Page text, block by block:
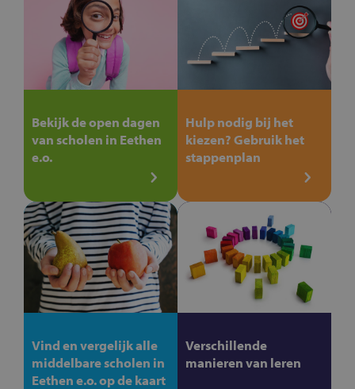
Bekijk de open dagen
van scholen in Eethen
e.o.
Hulp nodig bij het
kiezen? Gebruik het
stappenplan
Vind en vergelijk alle
middelbare scholen in
Eethen e.o. op de kaart
Verschillende
manieren van leren